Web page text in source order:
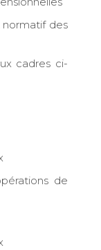
normatif des
cadres ci-
de